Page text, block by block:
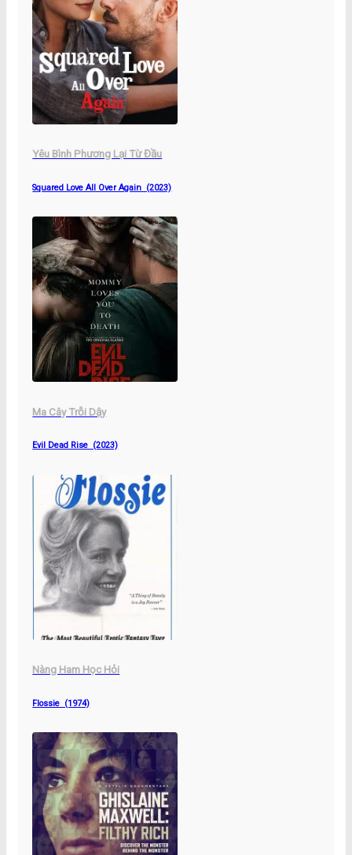
Yêu Bình Phương Lại Từ Đầu
Squared Love All Over Again (2023)
Ma Cây Trỗi Dậy
Evil Dead Rise (2023)
Nàng Ham Học Hỏi
Flossie (1974)